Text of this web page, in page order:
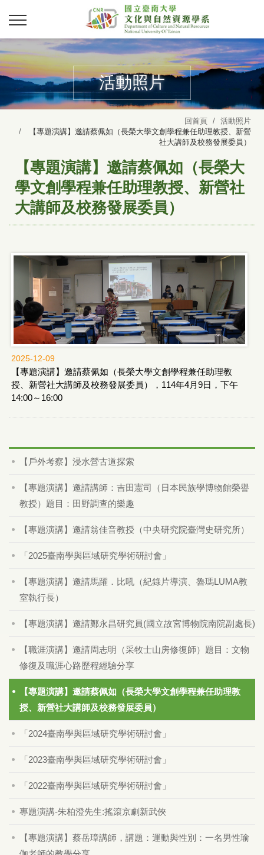
活動照片
回首頁
活動照片
【專題演講】邀請蔡佩如（長榮大學文創學程兼任助理教授、新營
社大講師及校務發展委員）
【專題演講】邀請蔡佩如（長榮大
學文創學程兼任助理教授、新營社
大講師及校務發展委員）
2025-12-09
【專題演講】邀請蔡佩如（長榮大學文創學程兼任助理教
授、新營社大講師及校務發展委員），114年4月9日，下午
14:00～16:00
【戶外考察】浸水營古道探索
【專題演講】邀請講師：吉田憲司（日本民族學博物館榮譽
教授）題目：田野調查的樂趣
【專題演講】邀請翁佳音教授（中央研究院臺灣史研究所）
「2025臺南學與區域研究學術研討會」
【專題演講】邀請馬躍．比吼（紀錄片導演、魯瑪LUMA教
室執行長）
【專題演講】邀請鄭永昌研究員(國立故宮博物院南院副處長)
【職涯演講】邀請周志明（采牧士山房修復師）題目：文物
修復及職涯心路歷程經驗分享
【專題演講】邀請蔡佩如（長榮大學文創學程兼任助理教
授、新營社大講師及校務發展委員）
「2024臺南學與區域研究學術研討會」
「2023臺南學與區域研究學術研討會」
「2022臺南學與區域研究學術研討會」
專題演講-朱柏澄先生:搖滾京劇新武俠
【專題演講】蔡岳璋講師，講題：運動與性別：一名男性瑜